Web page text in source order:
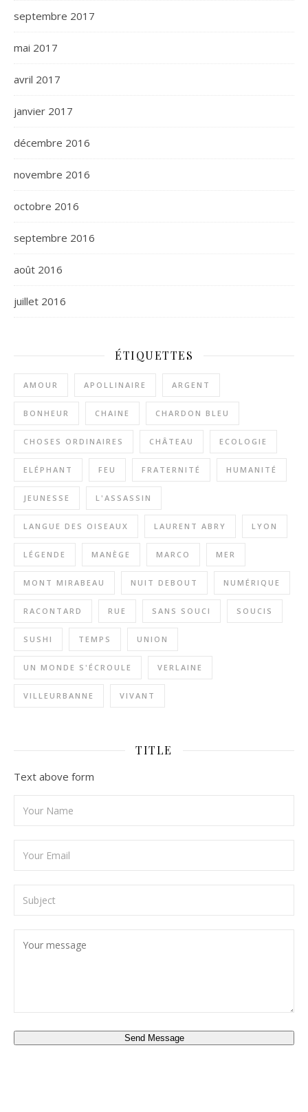
septembre 2017
mai 2017
avril 2017
janvier 2017
décembre 2016
novembre 2016
octobre 2016
septembre 2016
août 2016
juillet 2016
ÉTIQUETTES
AMOUR APOLLINAIRE ARGENT
BONHEUR CHAINE CHARDON BLEU
CHOSES ORDINAIRES CHÂTEAU ECOLOGIE
ELÉPHANT FEU FRATERNITÉ HUMANITÉ
JEUNESSE L'ASSASSIN
LANGUE DES OISEAUX LAURENT ABRY LYON
LÉGENDE MANÈGE MARCO MER
MONT MIRABEAU NUIT DEBOUT NUMÉRIQUE
RACONTARD RUE SANS SOUCI SOUCIS
SUSHI TEMPS UNION
UN MONDE S'ÉCROULE VERLAINE
VILLEURBANNE VIVANT
TITLE
Text above form
Send Message